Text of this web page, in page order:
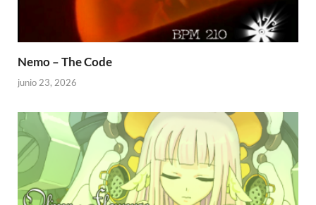
Nemo – The Code
junio 23, 2026